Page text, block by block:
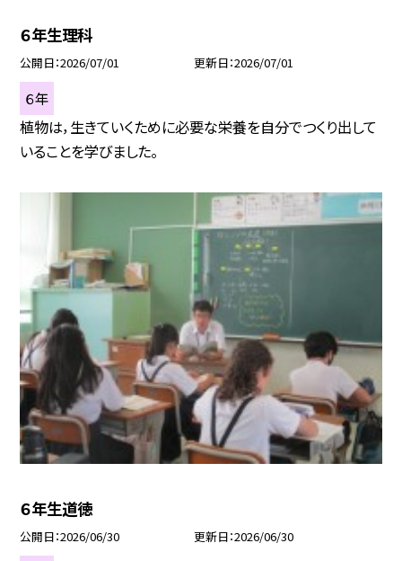
６年生理科
公開日 2026/07/01 更新日 2026/07/01
６年
植物は，生きていくために必要な栄養を自分でつくり出して
いることを学びました。
６年生道徳
公開日 2026/06/30 更新日 2026/06/30